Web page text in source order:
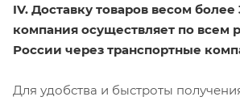
IV. Доставку товаров весом более
компания осуществляет по всем
России через транспортные
Для удобства и быстроты